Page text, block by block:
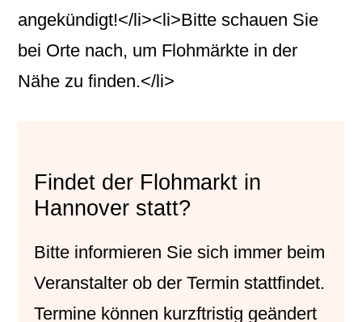
angekündigt!</li><li>Bitte schauen Sie
bei Orte nach, um Flohmärkte in der
Nähe zu finden.</li>
Findet der Flohmarkt in
Hannover statt?
Bitte informieren Sie sich immer beim
Veranstalter ob der Termin stattfindet.
Termine können kurzftristig geändert